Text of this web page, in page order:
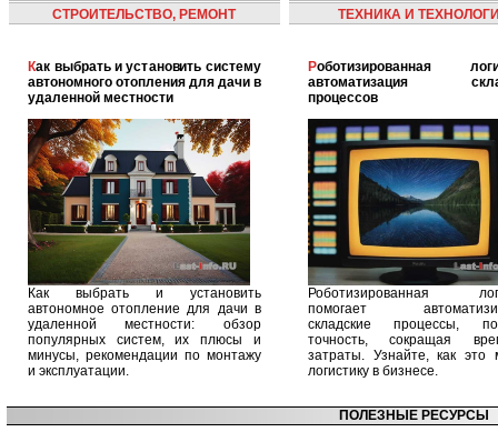
СТРОИТЕЛЬСТВО, РЕМОНТ
Как выбрать и установить систему
автономного отопления для дачи в
удаленной местности
Как выбрать и установить
автономное отопление для дачи в
удаленной местности: обзор
популярных систем, их плюсы и
минусы, рекомендации по монтажу
и эксплуатации.
ТЕХНИКА И
Роботизированная логистика:
автоматизация
процессов
Роботизированная
помогает
складские процессы,
точность, сокращая
затраты. Узнайте, как это
логистику в бизнесе.
ПОЛЕЗНЫЕ РЕСУРСЫ